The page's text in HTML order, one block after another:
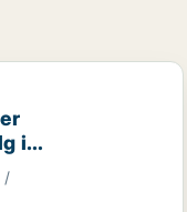
i
eller Fyn
/